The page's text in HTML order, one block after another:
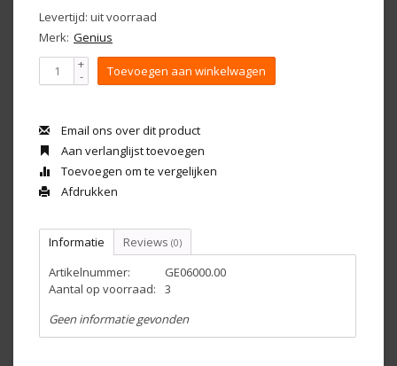
Levertijd: uit voorraad
Merk: Genius
+
- Toevoegen aan winkelwagen
Email ons over dit product
Aan verlanglijst toevoegen
Toevoegen om te vergelijken
Afdrukken
Informatie Reviews (0)
Artikelnummer:
GE06000.00
Aantal op voorraad:
3
Geen informatie gevonden